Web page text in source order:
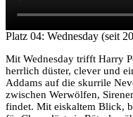
Platz 04: Wednesday (seit
Mit Wednesday trifft Harry
herrlich düster, clever und
Addams auf die skurrile
zwischen Werwölfen,
findet. Mit eiskaltem Blick,